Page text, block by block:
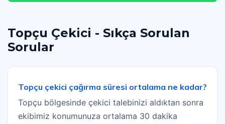
Topçu Çekici - Sıkça Sorulan
Sorular
Topçu çekici çağırma süresi ortalama ne kadar?
Topçu bölgesinde çekici talebinizi aldıktan sonra
ekibimiz konumunuza ortalama 30 dakika